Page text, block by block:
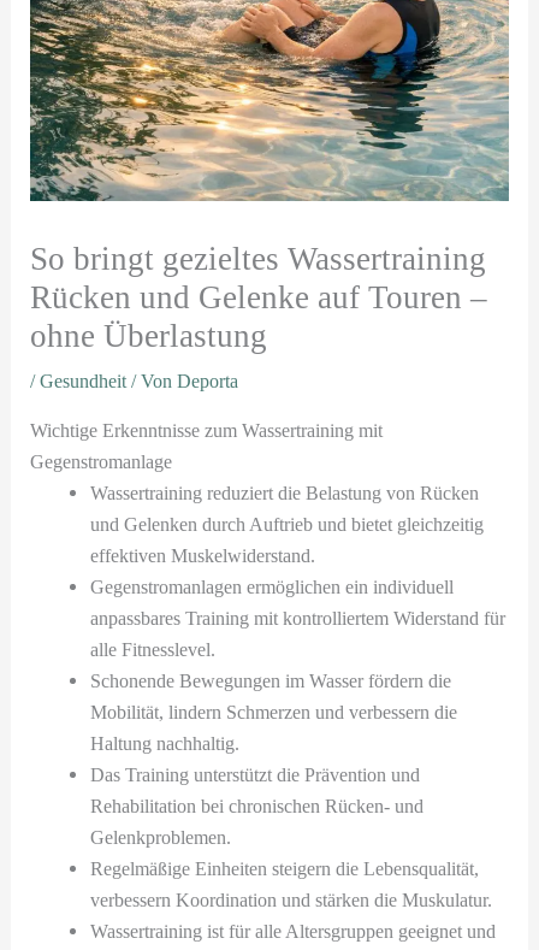
So bringt gezieltes Wassertraining
Rücken und Gelenke auf Touren –
ohne Überlastung
/Gesundheit/ VonDeporta
Wichtige Erkenntnisse zum Wassertraining mit
Gegenstromanlage
Wassertraining reduziert die Belastung von Rücken
und Gelenken durch Auftrieb und bietet gleichzeitig
effektiven Muskelwiderstand.
Gegenstromanlagen ermöglichen ein individuell
anpassbares Training mit kontrolliertem Widerstand für
alle Fitnesslevel.
Schonende Bewegungen im Wasser fördern die
Mobilität, lindern Schmerzen und verbessern die
Haltung nachhaltig.
Das Training unterstützt die Prävention und
Rehabilitation bei chronischen Rücken- und
Gelenkproblemen.
Regelmäßige Einheiten steigern die Lebensqualität,
verbessern Koordination und stärken die Muskulatur.
Wassertraining ist für alle Altersgruppen geeignet und